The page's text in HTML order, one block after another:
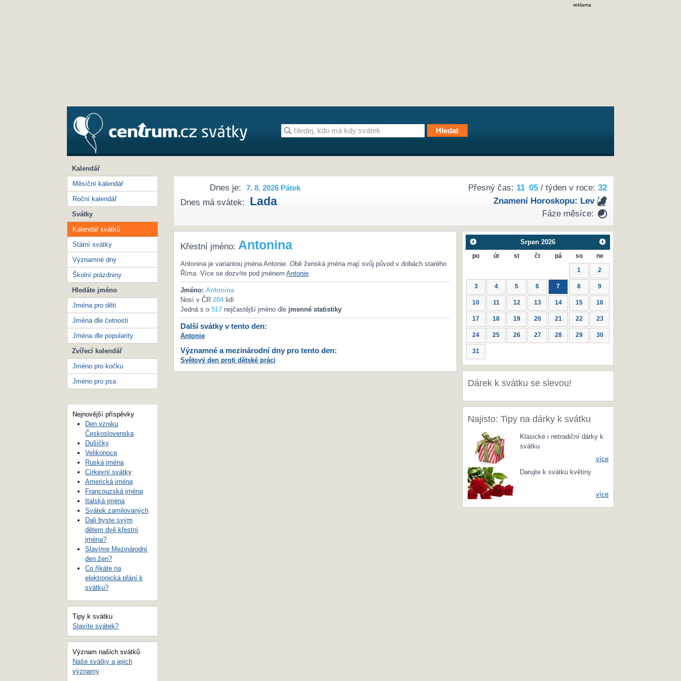
reklama
Přesný čas: 11 05/ týden v roce: 32
Znamení Horoskopu: Lev
Fáze měsíce:
Dnes je: 7. 8. 2026 Pátek
Dnes má svátek: Lada
Křestní jméno: Antonina
Antonina je variantou jména Antonie. Obě ženská jména mají svůj původ v dobách starého
Říma. Více se dozvíte pod jménem Antonie.
Jméno: Antonina
Nosí v ČR 204lidí
Jedná s o 517nejčastější jméno dle jmenné statistiky
Další svátky v tento den:
Antonie
Významné a mezinárodní dny pro tento den:
Světový den proti dětské práci
Srpen 2026
po út st čt pá so ne
1 2
3 4 5 6 7 8 9
10 11 12 13 14 15 16
17 18 19 20 21 22 23
24 25 26 27 28 29 30
31
Dárek k svátku se slevou!
Najisto: Tipy na dárky k svátku
Klasické i netradiční dárky k
svátku
více
Darujte k svátku květiny
více
Kalendář
Měsíční kalendář
Roční kalendář
Svátky
Kalendář svátků
Státní svátky
Významné dny
Školní prázdniny
Hledáte jméno
Jména pro děti
Jména dle četnosti
Jména dle popularity
Zvířecí kalendář
Jméno pro kočku
Jméno pro psa
Nejnovější příspěvky
Den vzniku
Československa
Dušičky
Velikonoce
Ruská jména
Církevní svátky
Americká jména
Francouzská jména
Italská jména
Svátek zamilovaných
Dali byste svým
dětem dvě křestní
jména?
Slavíme Mezinárodní
den žen?
Co říkáte na
elektronická přání k
svátku?
Tipy k svátku
Slavíte svátek?
Význam našich svátků
Naše svátky a jejich
významy